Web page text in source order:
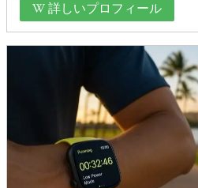
詳しいプロフィール